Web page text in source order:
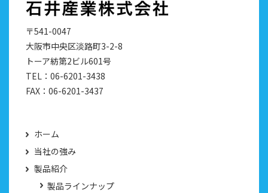
〒541-0047
大阪市中央区淡路町3-2-8
トーア紡第2ビル601号
TEL： 06-6201-3438
FAX： 06-6201-3437
ホーム
当社の強み
製品紹介
製品ラインナップ